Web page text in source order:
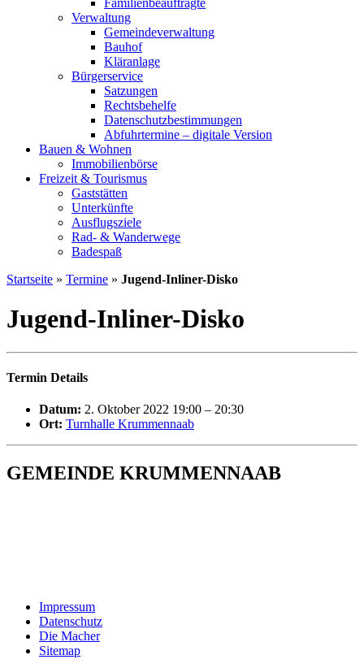
Familienbeauftragte
Verwaltung
Gemeindeverwaltung
Bauhof
Kläranlage
Bürgerservice
Satzungen
Rechtsbehelfe
Datenschutzbestimmungen
Abfuhrtermine – digitale Version
Bauen & Wohnen
Immobilienbörse
Freizeit & Tourismus
Gaststätten
Unterkünfte
Ausflugsziele
Rad- & Wanderwege
Badespaß
Startseite » Termine » Jugend-Inliner-Disko
Jugend-Inliner-Disko
Termin Details
Datum: 2. Oktober 2022 19:00 – 20:30
Ort: Turnhalle Krummennaab
GEMEINDE KRUMMENNAAB
Impressum
Datenschutz
Die Macher
Sitemap